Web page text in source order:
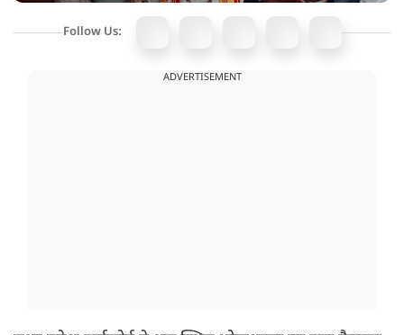
Follow Us:
ADVERTISEMENT